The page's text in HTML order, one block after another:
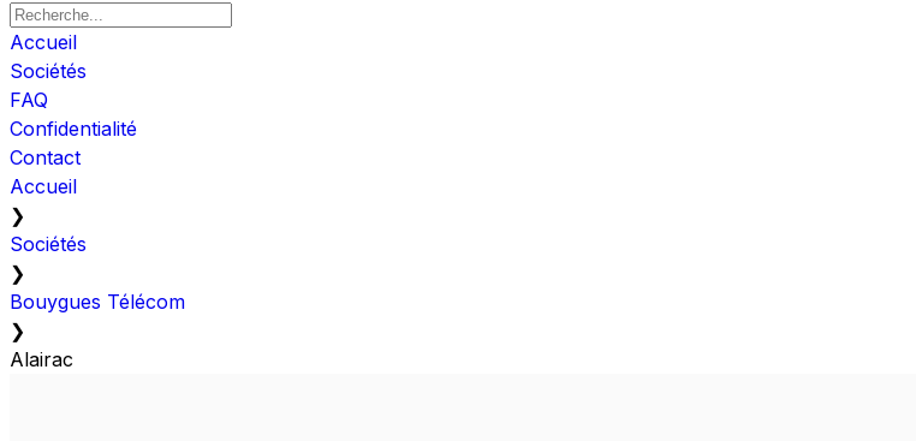
Accueil
Sociétés
FAQ
Confidentialité
Contact
Accueil
❯
Sociétés
❯
Bouygues Télécom
❯
Alairac